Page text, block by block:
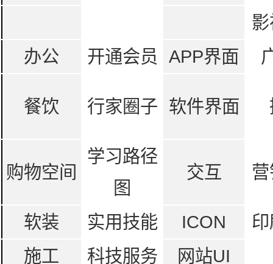
办公
开通会员 APP界面
餐饮 行家圈子 软件界面
购物空间
学习路径
图
交互
软装 实用技能 ICON
施工
科技服务 网站UI